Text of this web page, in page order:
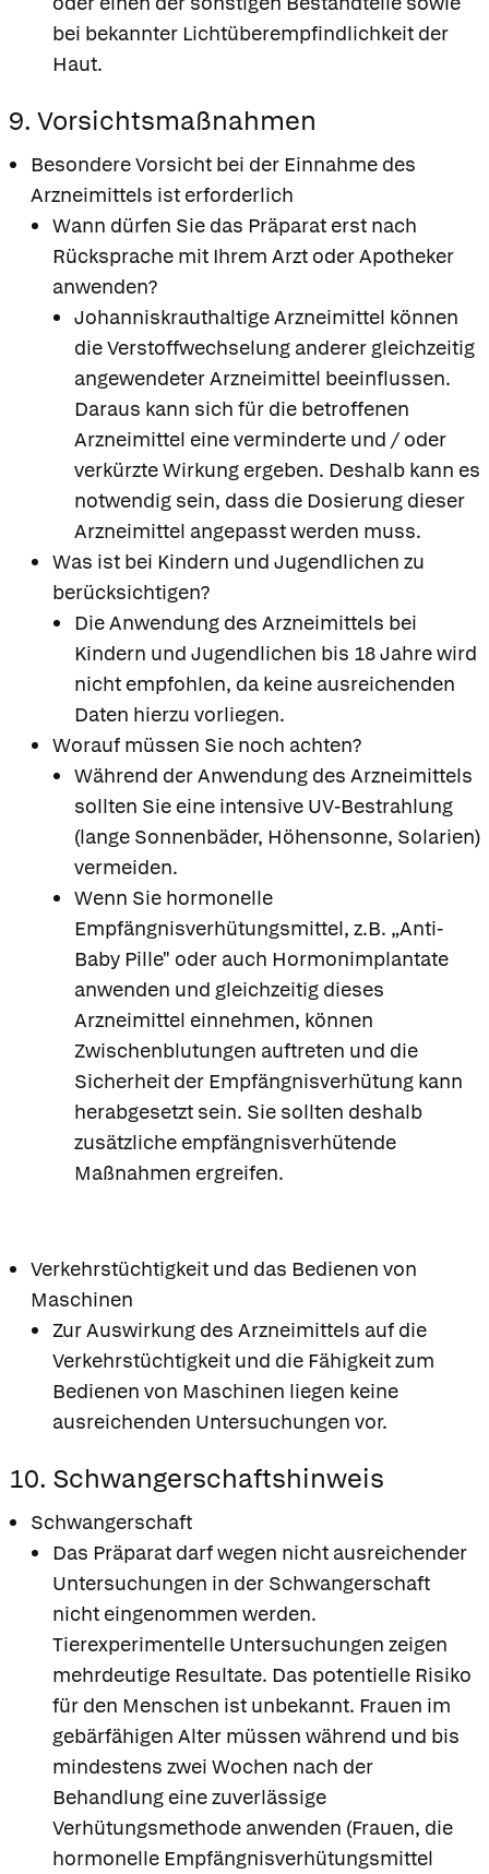
bei bekannter Lichtüberempfindlichkeit der
Haut.
9. Vorsichtsmaßnahmen
Besondere Vorsicht bei der Einnahme des
Arzneimittels ist erforderlich
Wann dürfen Sie das Präparat erst nach
Rücksprache mit Ihrem Arzt oder Apotheker
anwenden?
Johanniskrauthaltige Arzneimittel können
die Verstoffwechselung anderer gleichzeitig
angewendeter Arzneimittel beeinflussen.
Daraus kann sich für die betroffenen
Arzneimittel eine verminderte und / oder
verkürzte Wirkung ergeben. Deshalb kann es
notwendig sein, dass die Dosierung dieser
Arzneimittel angepasst werden muss.
Was ist bei Kindern und Jugendlichen zu
berücksichtigen?
Die Anwendung des Arzneimittels bei
Kindern und Jugendlichen bis 18 Jahre wird
nicht empfohlen, da keine ausreichenden
Daten hierzu vorliegen.
Worauf müssen Sie noch achten?
Während der Anwendung des Arzneimittels
sollten Sie eine intensive UV-Bestrahlung
(lange Sonnenbäder, Höhensonne, Solarien)
vermeiden.
Wenn Sie hormonelle
Empfängnisverhütungsmittel, z.B. „Anti-
Baby Pille" oder auch Hormonimplantate
anwenden und gleichzeitig dieses
Arzneimittel einnehmen, können
Zwischenblutungen auftreten und die
Sicherheit der Empfängnisverhütung kann
herabgesetzt sein. Sie sollten deshalb
zusätzliche empfängnisverhütende
Maßnahmen ergreifen.
Verkehrstüchtigkeit und das Bedienen von
Maschinen
Zur Auswirkung des Arzneimittels auf die
Verkehrstüchtigkeit und die Fähigkeit zum
Bedienen von Maschinen liegen keine
ausreichenden Untersuchungen vor.
10. Schwangerschaftshinweis
Schwangerschaft
Das Präparat darf wegen nicht ausreichender
Untersuchungen in der Schwangerschaft
nicht eingenommen werden.
Tierexperimentelle Untersuchungen zeigen
mehrdeutige Resultate. Das potentielle Risiko
für den Menschen ist unbekannt. Frauen im
gebärfähigen Alter müssen während und bis
mindestens zwei Wochen nach der
Behandlung eine zuverlässige
Verhütungsmethode anwenden (Frauen, die
hormonelle Empfängnisverhütungsmittel